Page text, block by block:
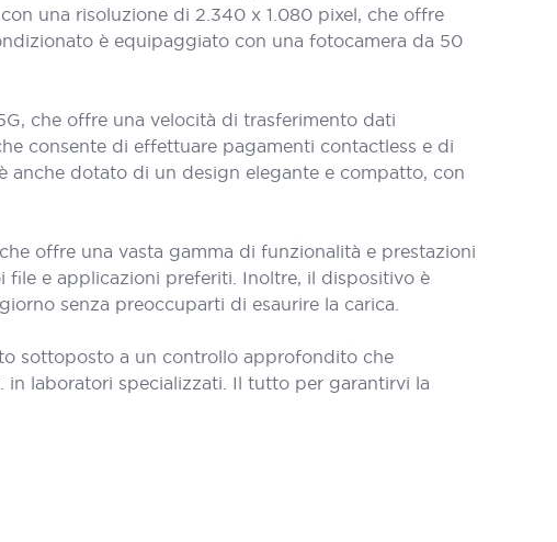
una risoluzione di 2.340 x 1.080 pixel, che offre
è equipaggiato con una fotocamera da 50
che offre una velocità di trasferimento dati
consente di effettuare pagamenti contactless e di
anche dotato di un design elegante e compatto, con
offre una vasta gamma di funzionalità e prestazioni
file e applicazioni preferiti. Inoltre, il dispositivo è
senza preoccuparti di esaurire la carica.
sottoposto a un controllo approfondito che
laboratori specializzati. Il tutto per garantirvi la